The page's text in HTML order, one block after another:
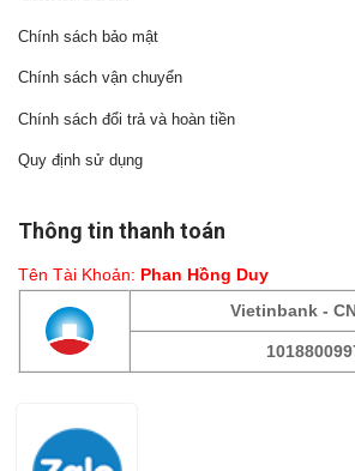
Chính sách bảo mật
Chính sách vận chuyển
Chính sách đổi trả và hoàn tiền
Quy định sử dụng
Thông tin thanh toán
Tên Tài Khoản: Phan Hồng Duy
Vietinbank -
Fanpage